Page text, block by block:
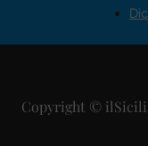
Copyright ©